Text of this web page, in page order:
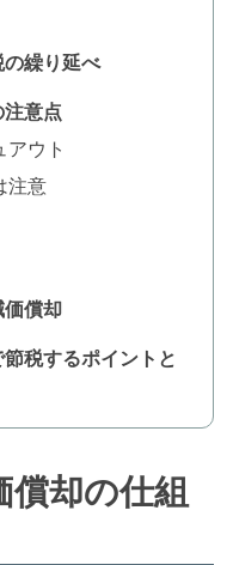
繰り延べ
意点
ウト
注意
償却
税するポイントと
償却の仕組